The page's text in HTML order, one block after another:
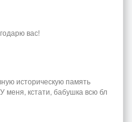
вас!
историческую память
кстати, бабушка всю бл